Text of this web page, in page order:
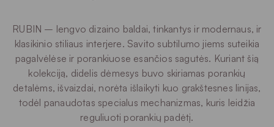
RUBIN – lengvo dizaino baldai, tinkantys ir modernaus, ir
klasikinio stiliaus interjere. Savito subtilumo jiems suteikia
pagalvėlėse ir porankiuose esančios sagutės. Kuriant šią
kolekciją, didelis dėmesys buvo skiriamas porankių
detalėms, išvaizdai, norėta išlaikyti kuo grakštesnes linijas,
todėl panaudotas specialus mechanizmas, kuris leidžia
reguliuoti porankių padėtį.